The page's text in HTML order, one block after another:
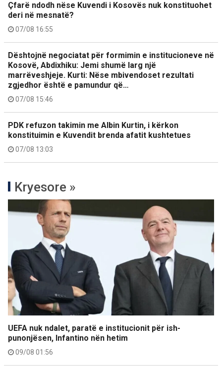
Çfarë ndodh nëse Kuvendi i Kosovës nuk konstituohet
deri në mesnatë?
07/08 16:55
Dështojnë negociatat për formimin e institucioneve në
Kosovë, Abdixhiku: Jemi shumë larg një
marrëveshjeje. Kurti: Nëse mbivendoset rezultati
zgjedhor është e pamundur që…
07/08 15:46
PDK refuzon takimin me Albin Kurtin, i kërkon
konstituimin e Kuvendit brenda afatit kushtetues
07/08 13:03
Kryesore »
UEFA nuk ndalet, paratë e institucionit për ish-
punonjësen, Infantino nën hetim
09/08 01:56